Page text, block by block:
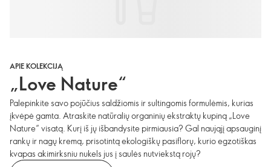
APIE KOLEKCIJĄ
„Love Nature“
Palepinkite savo pojūčius saldžiomis ir sultingomis formulėmis, kurias
įkvėpė gamta. Atraskite natūralių organinių ekstraktų kupiną „Love
Nature“ visatą. Kurį iš jų išbandysite pirmiausia? Gal naująjį apsauginį
rankų ir nagų kremą, prisotintą ekologiškų pasiflorų, kurio egzotiškas
kvapas akimirksniu nukels jus į saulės nutviekstą rojų?